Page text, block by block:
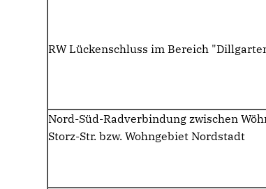
RW Lückenschluss im Bereich
Nord-Süd-Radverbindung zwischen
Storz-Str. bzw. Wohngebiet Nordstadt